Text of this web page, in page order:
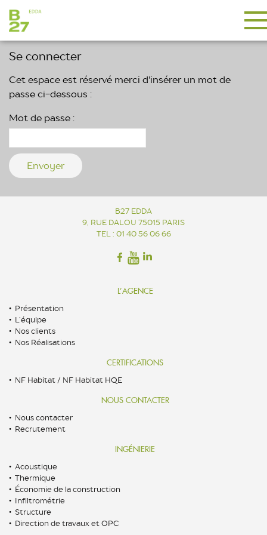
Se connecter
Cet espace est réservé merci d'insérer un mot de
passe ci-dessous :
Mot de passe :
B27 EDDA
9, RUE DALOU 75015 PARIS
TEL : 01 40 56 06 66
L’AGENCE
Présentation
L’équipe
Nos clients
Nos Réalisations
CERTIFICATIONS
NF Habitat / NF Habitat HQE
NOUS CONTACTER
Nous contacter
Recrutement
INGÉNIERIE
Acoustique
Thermique
Économie de la construction
Infiltrométrie
Structure
Direction de travaux et OPC